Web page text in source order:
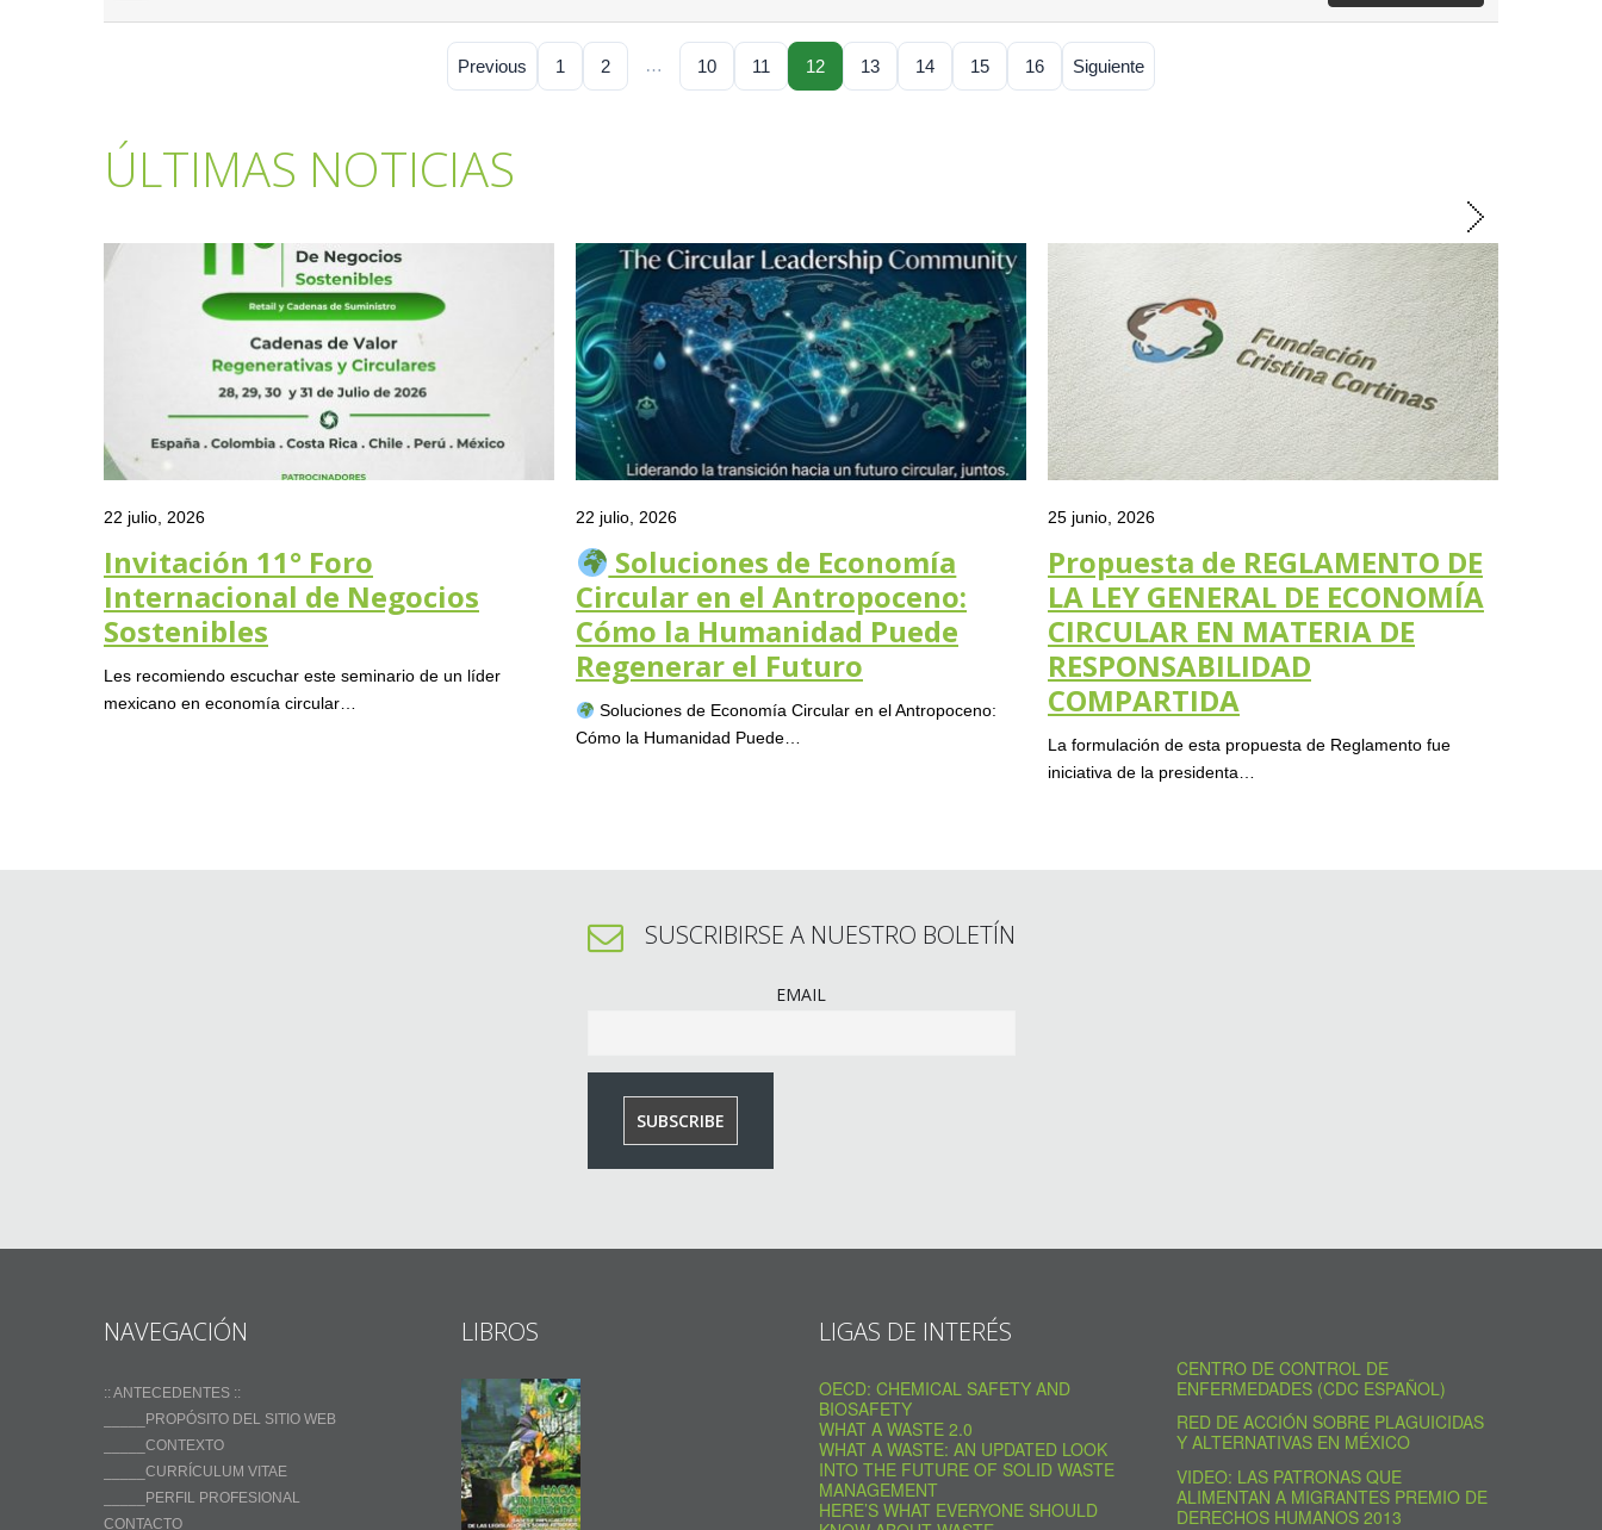
Previous 1 2 … 10 11 12 13 14 15 16 Siguiente
ÚLTIMAS NOTICIAS
22 julio, 2026
Invitación 11° Foro
Internacional de Negocios
Sostenibles
Les recomiendo escuchar este seminario de un líder
mexicano en economía circular…
22 julio, 2026
Soluciones de Economía
Circular en el Antropoceno:
Cómo la Humanidad Puede
Regenerar el Futuro
Soluciones de Economía Circular en el Antropoceno:
Cómo la Humanidad Puede…
25 junio, 2026
Propuesta de REGLAMENTO DE
LA LEY GENERAL DE ECONOMÍA
CIRCULAR EN MATERIA DE
RESPONSABILIDAD
COMPARTIDA
La formulación de esta propuesta de Reglamento fue
iniciativa de la presidenta…
SUSCRIBIRSE A NUESTRO BOLETÍN
EMAIL
NAVEGACIÓN
:: ANTECEDENTES ::
_____PROPÓSITO DEL SITIO WEB
_____CONTEXTO
_____CURRÍCULUM VITAE
_____PERFIL PROFESIONAL
CONTACTO
LIBROS LIGAS DE INTERÉS
OECD: CHEMICAL SAFETY AND
BIOSAFETY
WHAT A WASTE 2.0
WHAT A WASTE: AN UPDATED LOOK
INTO THE FUTURE OF SOLID WASTE
MANAGEMENT
HERE’S WHAT EVERYONE SHOULD
CENTRO DE CONTROL DE
ENFERMEDADES (CDC ESPAÑOL)
RED DE ACCIÓN SOBRE PLAGUICIDAS
Y ALTERNATIVAS EN MÉXICO
VIDEO: LAS PATRONAS QUE
ALIMENTAN A MIGRANTES PREMIO DE
DERECHOS HUMANOS 2013